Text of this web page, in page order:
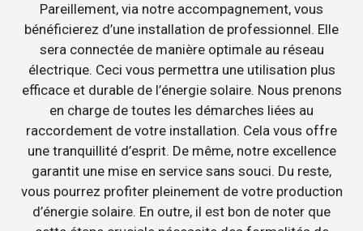
Pareillement, via notre accompagnement, vous
bénéficierez d’une installation de professionnel. Elle
sera connectée de manière optimale au réseau
électrique. Ceci vous permettra une utilisation plus
efficace et durable de l’énergie solaire. Nous prenons
en charge de toutes les démarches liées au
raccordement de votre installation. Cela vous offre
une tranquillité d’esprit. De même, notre excellence
garantit une mise en service sans souci. Du reste,
vous pourrez profiter pleinement de votre production
d’énergie solaire. En outre, il est bon de noter que